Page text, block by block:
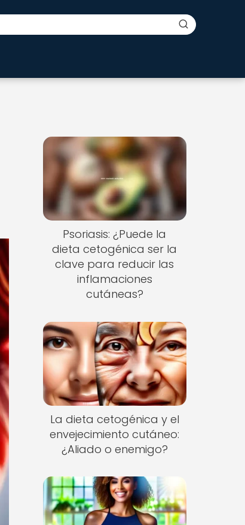
Psoriasis: ¿Puede la
dieta cetogénica ser la
clave para reducir las
inflamaciones
cutáneas?
La dieta cetogénica y el
envejecimiento cutáneo:
¿Aliado o enemigo?